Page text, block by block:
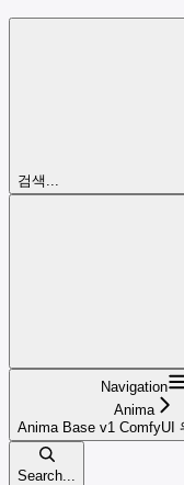
검색...
Navigation
Anima
Anima Base v1 ComfyUI
Search...